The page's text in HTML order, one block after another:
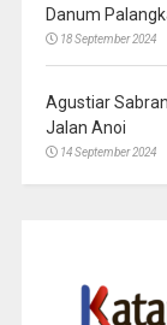
Danum
18 September 2024
Agustiar
Jalan Anoi
14 September 2024